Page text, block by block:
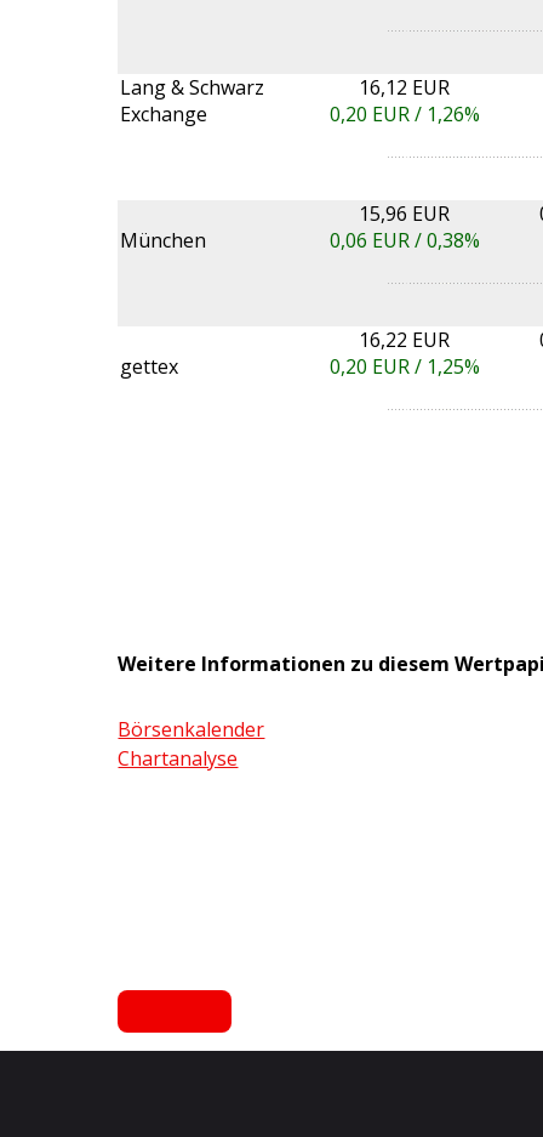
Lang & Schwarz
Exchange
16,12 EUR
0,20 EUR / 1,26%
München
15,96 EUR
0,06 EUR /0,38%
gettex
16,22 EUR
0,20 EUR / 1,25%
Weitere Informationen zu diesem
Börsenkalender
Chartanalyse